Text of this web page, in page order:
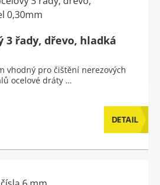
3 řady, dřevo, hladká
vhodný pro čištění nerezových
ocelové dráty …
DETAIL